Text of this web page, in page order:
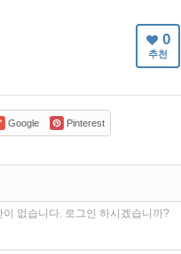
0
추천
Google Pinterest
이 없습니다. 로그인 하시겠습니까?